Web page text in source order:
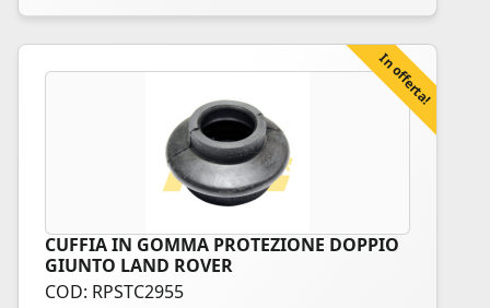
In offerta!
CUFFIA IN GOMMA PROTEZIONE DOPPIO
GIUNTO LAND ROVER
COD: RPSTC2955